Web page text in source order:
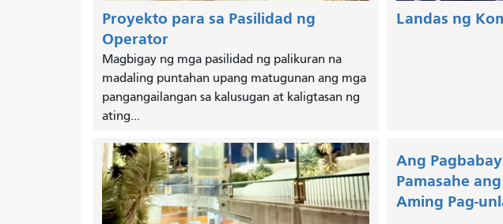
Proyekto para sa Pasilidad ng
Operator
Magbigay ng mga pasilidad ng palikuran na
madaling puntahan upang matugunan ang mga
pangangailangan sa kalusugan at kaligtasan ng
ating...
Landas ng
Ang
Pamasahe
Aming Pag-